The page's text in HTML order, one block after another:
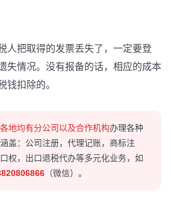
人把取得的发票丢失了，一定要登
失情况。没有报备的话，相应的成本
钱扣除的。
地均有分公司以及合作机构办理各种
盖：公司注册，代理记账，商标注
权，出口退税代办等多元化业务，如
（微信）。